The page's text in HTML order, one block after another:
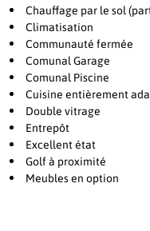
panoramiques, ces
mode de vie
figurent un parking
réversible et un chauffage
garantissant un confort
chaleureux et accueillant
recherchent un pied-à-terre
principale facile à
l’une des communautés
Benahavís.
Chauffage par le sol
Climatisation
Communauté fermée
Comunal Garage
Comunal Piscine
Cuisine entièrement
Double vitrage
Entrepôt
Excellent état
Golf à proximité
Meubles en option